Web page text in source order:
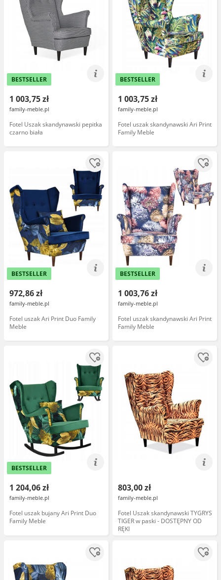
BESTSELLER
1 003,75 zł
family-meble.pl
Fotel Uszak skandynawski pepitka
czarno biała
BESTSELLER
1 003,75 zł
family-meble.pl
Fotel uszak skandynawski Ari Print
Family Meble
BESTSELLER
972,86 zł
family-meble.pl
Fotel uszak Ari Print Duo Family
Meble
BESTSELLER
1 003,76 zł
family-meble.pl
Fotel uszak skandynawski Ari Print
Family Meble
BESTSELLER
1 204,06 zł
family-meble.pl
Fotel uszak bujany Ari Print Duo
Family Meble
803,00 zł
family-meble.pl
Fotel Uszak skandynawski TYGRYS
TIGER w paski - DOSTĘPNY OD
RĘKI